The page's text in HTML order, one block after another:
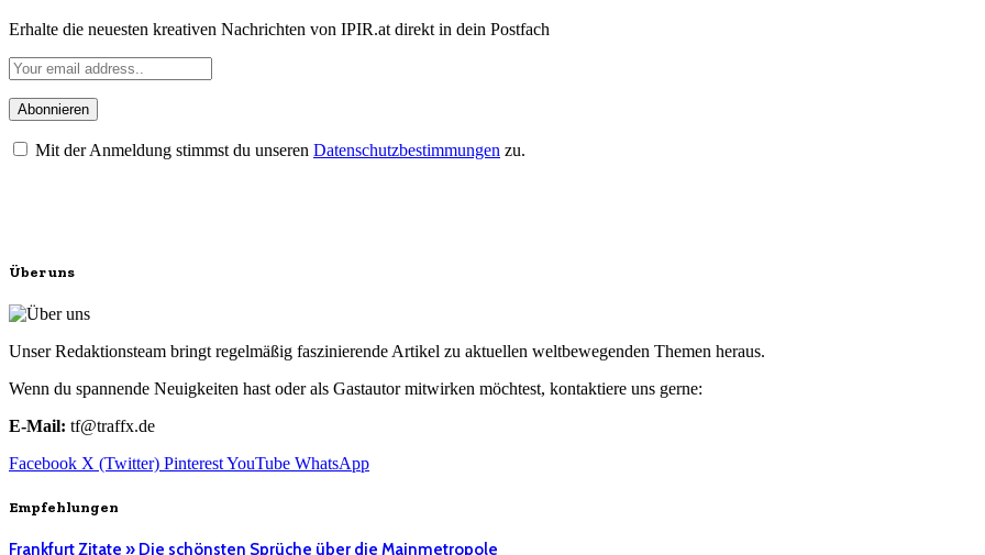
Erhalte die neuesten kreativen Nachrichten von IPIR.at direkt in dein Postfach
Mit der Anmeldung stimmst du unseren Datenschutzbestimmungen zu.
Über uns
Unser Redaktionsteam bringt regelmäßig faszinierende Artikel zu aktuellen weltbewegenden Themen heraus.
Wenn du spannende Neuigkeiten hast oder als Gastautor mitwirken möchtest, kontaktiere uns gerne:
E-Mail: tf@traffx.de
Facebook X (Twitter) PinterestYouTube WhatsApp
Empfehlungen
Frankfurt Zitate » Die schönsten Sprüche über die Mainmetropole